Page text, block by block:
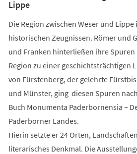
Lippe
Die Region zwischen Weser und Lippe
historischen Zeugnissen. Römer und
und Franken hinterließen ihre
Region zu einer geschichtsträchtigen
von Fürstenberg, der gelehrte
und Münster, ging diesen Spuren
Buch Monumenta Paderbornensia –
Paderborner Landes.
Hierin setzte er 24 Orten,
literarisches Denkmal. Die